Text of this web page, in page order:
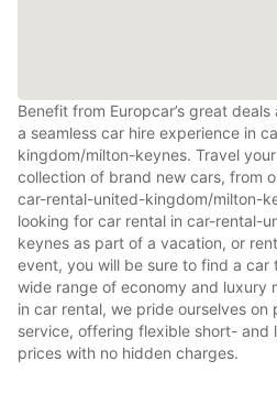
Benefit from Europcar’s great
a seamless car hire experience in
kingdom/milton-keynes. Travel
collection of brand new cars, from
car-rental-united-kingdom/milton-
looking for car rental in car-rental-
keynes as part of a vacation, or
event, you will be sure to find a car
wide range of economy and luxury
in car rental, we pride ourselves on
service, offering flexible short- and
prices with no hidden charges.